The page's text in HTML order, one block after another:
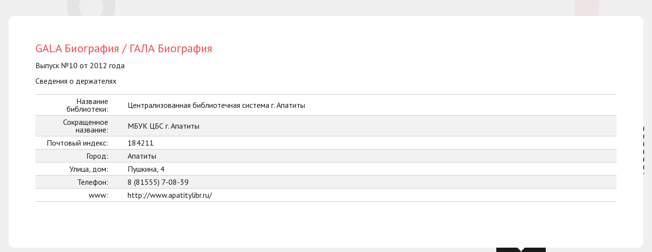
GALA Биография / ГАЛА Биография
Выпуск №10 от 2012 года
Сведения о держателях
Название
библиотеки:
Централизованная библиотечная система г. Апатиты
Сокращенное
название:
МБУК ЦБС г. Апатиты
Почтовый индекс:
184211
Город:
Апатиты
Улица, дом:
Пушкина, 4
Телефон:
8 (81555) 7-08-39
www:
http://www.apatitylibr.ru/